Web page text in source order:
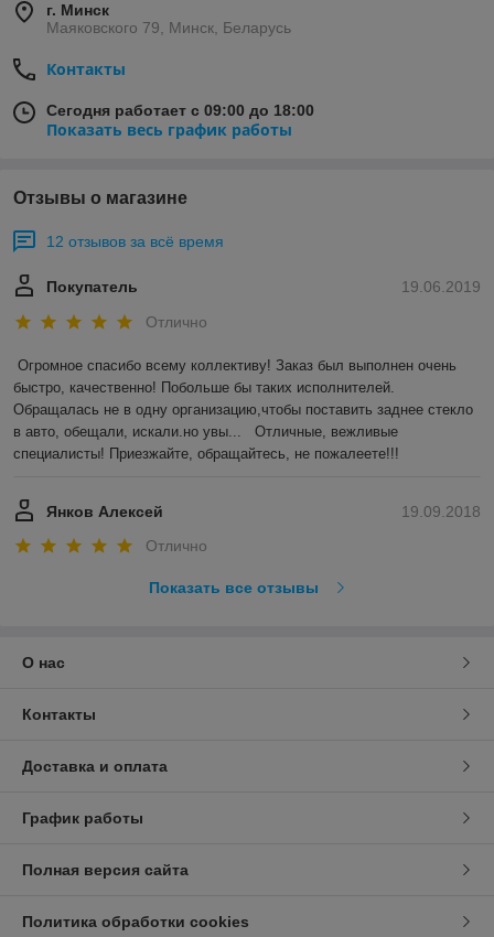
г. Минск
Маяковского 79, Минск, Беларусь
Контакты
Сегодня работает с 09:00 до 18:00
Показать весь график работы
Отзывы о магазине
12 отзывов за всё время
19.06.2019
Покупатель
Отлично
Огромное спасибо всему коллективу! Заказ был выполнен очень
быстро, качественно! Побольше бы таких исполнителей.
Обращалась не в одну организацию,чтобы поставить заднее стекло
в авто, обещали, искали.но увы...   Отличные, вежливые
специалисты! Приезжайте, обращайтесь, не пожалеете!!!
19.09.2018
Янков Алексей
Отлично
Показать все отзывы
О нас
Контакты
Доставка и оплата
График работы
Полная версия сайта
Политика обработки cookies